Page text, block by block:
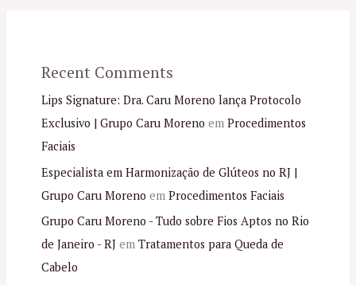
Recent Comments
Lips Signature: Dra. Caru Moreno lança Protocolo
Exclusivo | Grupo Caru Moreno em Procedimentos
Faciais
Especialista em Harmonização de Glúteos no RJ |
Grupo Caru Moreno em Procedimentos Faciais
Grupo Caru Moreno - Tudo sobre Fios Aptos no Rio
de Janeiro - RJem Tratamentos para Queda de
Cabelo